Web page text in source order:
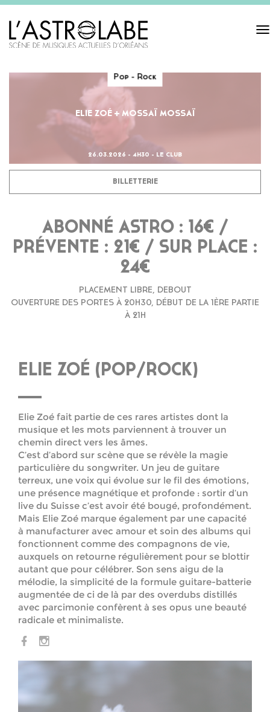
Pop - Rock
ELIE ZOÉ + MOSSAÏ MOSSAÏ
26.03.2026 - 4H30 - LE CLUB
BILLETTERIE
ABONNÉ ASTRO : 16€ /
PRÉVENTE : 21€ / SUR PLACE :
24€
PLACEMENT LIBRE, DEBOUT
OUVERTURE DES PORTES À 20H30, DÉBUT DE LA 1ÈRE PARTIE
À 21H
ELIE ZOÉ (POP/ROCK)
Elie Zoé fait partie de ces rares artistes dont la
musique et les mots parviennent à trouver un
chemin direct vers les âmes.
C’est d’abord sur scène que se révèle la magie
particulière du songwriter. Un jeu de guitare
terreux, une voix qui évolue sur le fil des émotions,
une présence magnétique et profonde : sortir d’un
live du Suisse c’est avoir été bougé, profondément.
Mais Elie Zoé marque également par une capacité
à manufacturer avec amour et soin des albums qui
fonctionnent comme des compagnons de vie,
auxquels on retourne régulièrement pour se blottir
autant que pour célébrer. Son sens aigu de la
mélodie, la simplicité de la formule guitare-batterie
augmentée de ci de là par des overdubs distillés
avec parcimonie confèrent à ses opus une beauté
radicale et minimaliste.